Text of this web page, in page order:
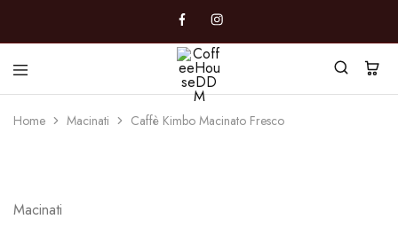
CoffeeHouseDDM
Caffè
Marano
Home Macinati Caffè Kimbo Macinato Fresco
Macinati